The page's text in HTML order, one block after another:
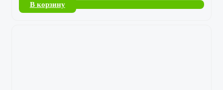
В корзину